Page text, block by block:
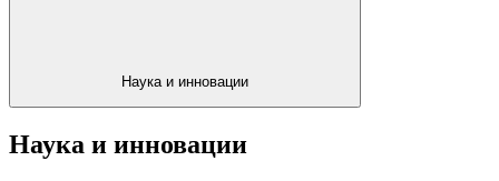
Наука и инновации
Наука и инновации